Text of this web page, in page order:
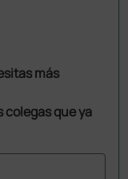
más
colegas que ya